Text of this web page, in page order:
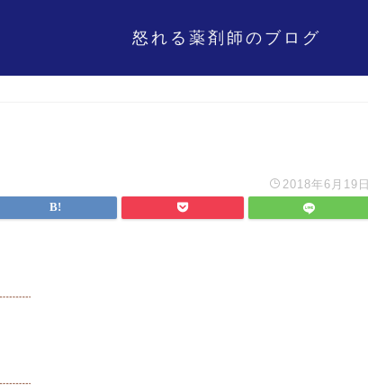
怒れる薬剤師のブログ
2018年6月19日